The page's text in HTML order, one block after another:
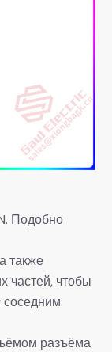
Подобно
также
частей, чтобы
соседним
разъёма